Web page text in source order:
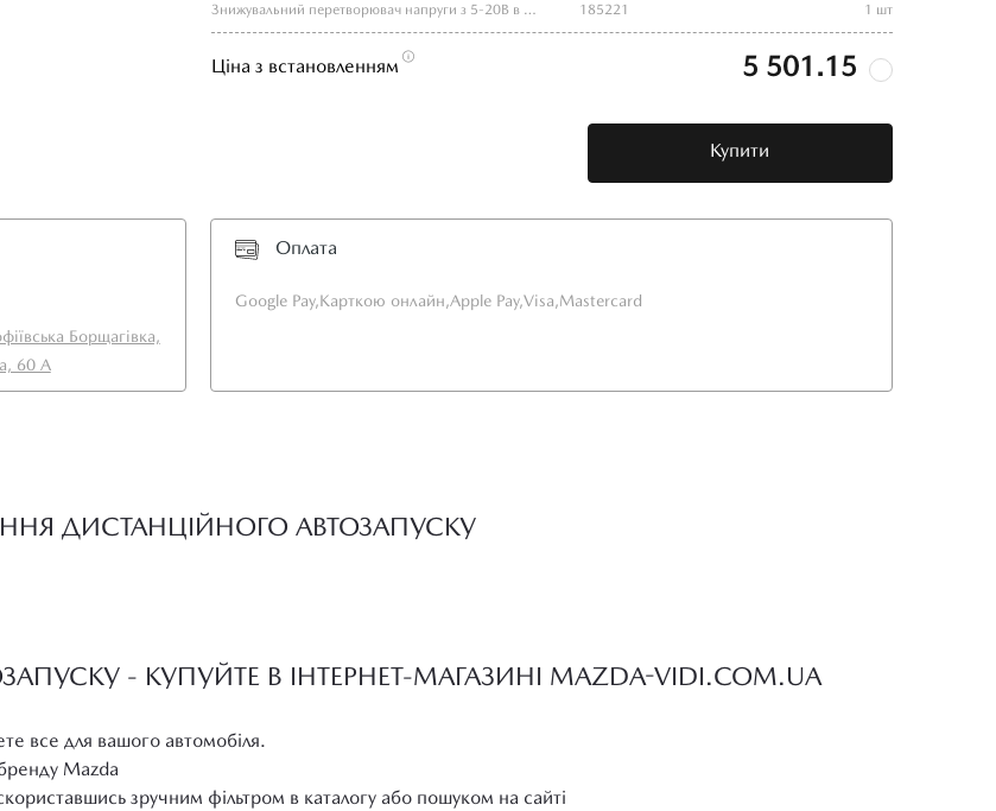
Знижувальний перетворювач напруги з 5-20В в 3В на м/ с JW5068A (mini 560) 185221 1 шт
Ціна з встановленням 5 501.15
Купити
Борщагівка,
60 А
Оплата
Google Pay,Карткою онлайн,Apple Pay,Visa,Mastercard
ДИСТАНЦІЙНОГО АВТОЗАПУСКУ
- КУПУЙТЕ В ІНТЕРНЕТ-МАГАЗИНІ MAZDA-VIDI.COM.UA
все для вашого автомобіля.
Mazda
зручним фільтром в каталогу або пошуком на сайті